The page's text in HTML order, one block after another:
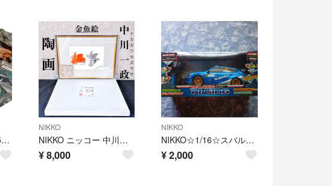
m3 徳用割れマーモ 150g×3袋 アウトレット ビスケットチョコ
NIKKO
NIKKO ニッコー 中川一政 ナカガワ カズマサ 陶画 金魚絵 出目金 美術品
¥8,000
NIKKO
NIKKO☆1/16☆スバル・インプレッサWRC2008
¥2,000